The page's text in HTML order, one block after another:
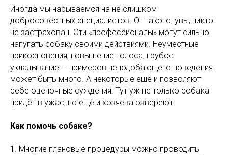
Иногда мы нарываемся на не слишком
добросовестных специалистов. От такого, увы, никто
не застрахован. Эти «профессионалы» могут сильно
напугать собаку своими действиями. Неуместные
прикосновения, повышение голоса, грубое
укладывание — примеров неподобающего поведения
может быть много. А некоторые ещё и позволяют
себе оценочные суждения. Тут уж не только собака
придёт в ужас, но ещё и хозяева озвереют.
Как помочь собаке?
1. Многие плановые процедуры можно проводить